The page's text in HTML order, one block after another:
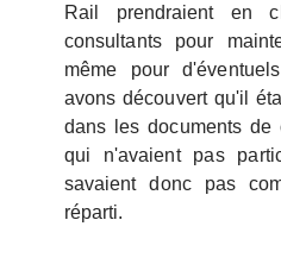
Rail prendraient en
consultants pour
même pour
avons découvert qu'il
dans les documents de
qui n'avaient pas
savaient donc pas
réparti.